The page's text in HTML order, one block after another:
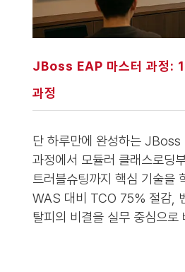
JBoss EAP 마스터 과정:
과정
단 하루만에 완성하는 JBoss
과정에서 모듈러 클래스로딩
트러블슈팅까지 핵심 기술을
WAS 대비 TCO 75% 절감,
탈피의 비결을 실무 중심으로